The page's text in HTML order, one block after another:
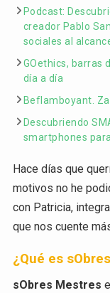
Podcast:
creador Pablo
sociales al
GOethics, barras
día a día
Beflamboyant.
Descubriendo
smartphones
Hace días que
motivos no he
con Patricia,
que nos cuente
¿Qué es
sObres Mestres